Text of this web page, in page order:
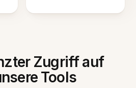
Zugriff auf
Tools